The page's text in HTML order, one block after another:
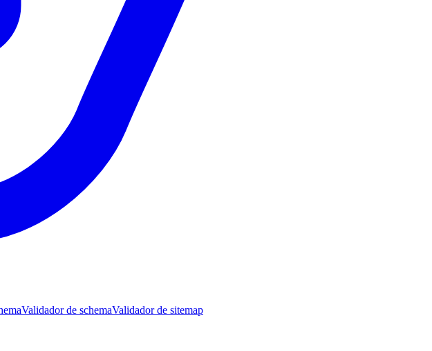
Validador de schemaValidador de sitemap